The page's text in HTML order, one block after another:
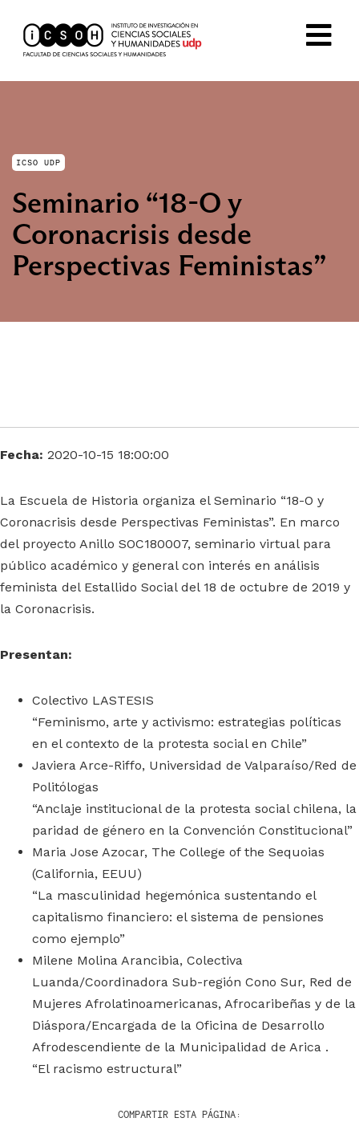
ICSO UDP
Seminario “18-O y
Coronacrisis desde
Perspectivas Feministas”
Fecha: 2020-10-15 18:00:00
La Escuela de Historia organiza el Seminario “18-O y
Coronacrisis desde Perspectivas Feministas”. En marco
del proyecto Anillo SOC180007, seminario virtual para
público académico y general con interés en análisis
feminista del Estallido Social del 18 de octubre de 2019 y
la Coronacrisis.
Presentan:
Colectivo LASTESIS
“Feminismo, arte y activismo: estrategias políticas
en el contexto de la protesta social en Chile”
Javiera Arce-Riffo, Universidad de Valparaíso/Red de
Politólogas
“Anclaje institucional de la protesta social chilena, la
paridad de género en la Convención Constitucional”
Maria Jose Azocar, The College of the Sequoias
(California, EEUU)
“La masculinidad hegemónica sustentando el
capitalismo financiero: el sistema de pensiones
como ejemplo”
Milene Molina Arancibia, Colectiva
Luanda/Coordinadora Sub-región Cono Sur, Red de
Mujeres Afrolatinoamericanas, Afrocaribeñas y de la
Diáspora/Encargada de la Oficina de Desarrollo
Afrodescendiente de la Municipalidad de Arica .
“El racismo estructural”
COMPARTIR ESTA PÁGINA: